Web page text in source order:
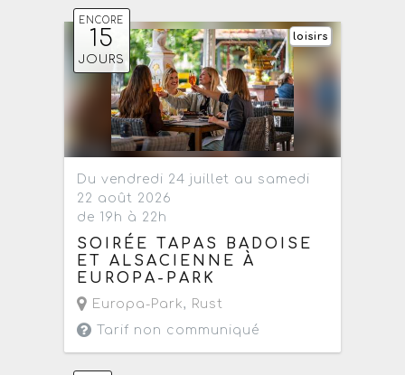
ENCORE
15
JOURS
loisirs
Du vendredi 24 juillet au samedi
22 août 2026
de 19h à 22h
SOIRÉE TAPAS BADOISE
ET ALSACIENNE À
EUROPA-PARK
Europa-Park, Rust
Tarif non communiqué